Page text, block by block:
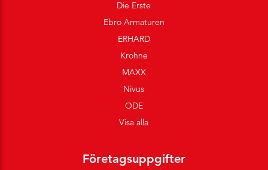
Die Erste
Ebro Armaturen
ERHARD
Krohne
MAXX
Nivus
ODE
Visa alla
Företagsuppgifter